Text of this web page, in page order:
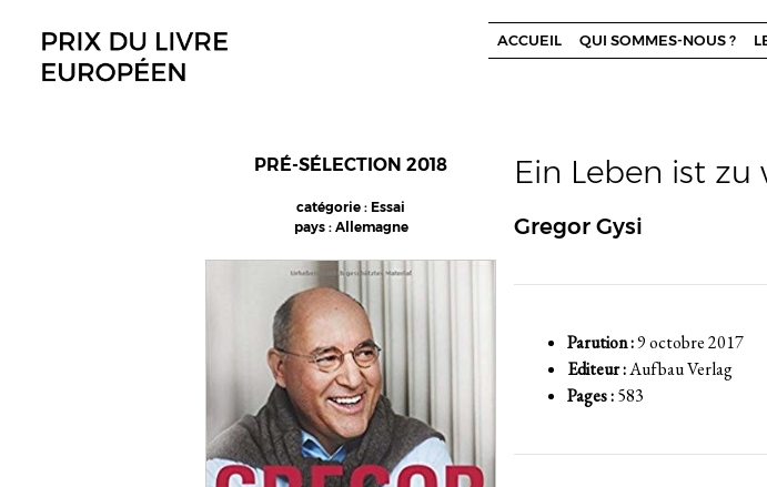
contenu
ACCUEIL QUI SOMMES-NOUS ?
PRÉ-SÉLECTION 2018
catégorie : Essai
pays : Allemagne
Ein Leben ist zu
Gregor Gysi
Parution :9 octobre 2017
Editeur :Aufbau Verlag
Pages :583